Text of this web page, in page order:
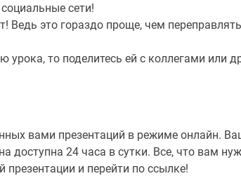
сети!
Ведь это гораздо проще, чем
урока, то поделитесь ей с коллегами или
вами презентаций в режиме онлайн.
доступна 24 часа в сутки. Все, что вам
и перейти по ссылке!